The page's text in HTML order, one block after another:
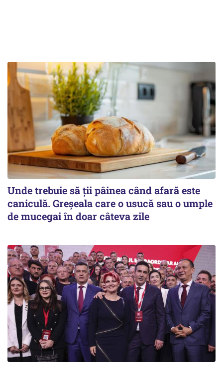
Unde trebuie să ții pâinea când afară este
caniculă. Greșeala care o usucă sau o umple
de mucegai în doar câteva zile